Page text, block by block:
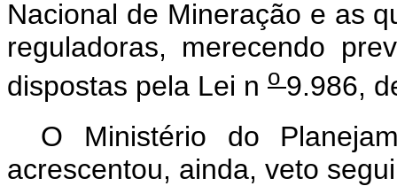
Nacional de Mineração e as
reguladoras, merecendo
dispostas pela Lei n o 9.986,
O Ministério do
acrescentou, ainda, veto